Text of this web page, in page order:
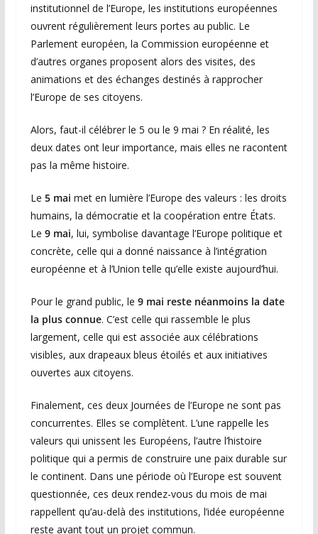
institutionnel de l’Europe, les institutions européennes
ouvrent régulièrement leurs portes au public. Le
Parlement européen, la Commission européenne et
d’autres organes proposent alors des visites, des
animations et des échanges destinés à rapprocher
l’Europe de ses citoyens.
Alors, faut-il célébrer le 5 ou le 9 mai ? En réalité, les
deux dates ont leur importance, mais elles ne racontent
pas la même histoire.
Le 5 mai met en lumière l’Europe des valeurs : les droits
humains, la démocratie et la coopération entre États.
Le 9 mai, lui, symbolise davantage l’Europe politique et
concrète, celle qui a donné naissance à l’intégration
européenne et à l’Union telle qu’elle existe aujourd’hui.
Pour le grand public, le 9 mai reste néanmoins la date
la plus connue. C’est celle qui rassemble le plus
largement, celle qui est associée aux célébrations
visibles, aux drapeaux bleus étoilés et aux initiatives
ouvertes aux citoyens.
Finalement, ces deux Journées de l’Europe ne sont pas
concurrentes. Elles se complètent. L’une rappelle les
valeurs qui unissent les Européens, l’autre l’histoire
politique qui a permis de construire une paix durable sur
le continent. Dans une période où l’Europe est souvent
questionnée, ces deux rendez-vous du mois de mai
rappellent qu’au-delà des institutions, l’idée européenne
reste avant tout un projet commun.